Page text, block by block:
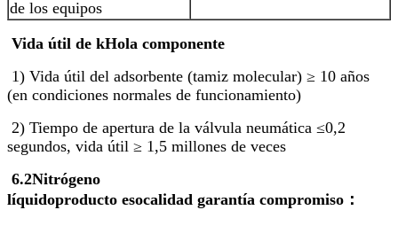
de los equipos
Vida útil de kHola componente
1) Vida útil del adsorbente (tamiz molecular) ≥ 10 años
(en condiciones normales de funcionamiento)
2) Tiempo de apertura de la válvula neumática ≤0,2
segundos, vida útil ≥ 1,5 millones de veces
6.2Nitrógeno
líquidoproducto esocalidad garantía compromiso ：